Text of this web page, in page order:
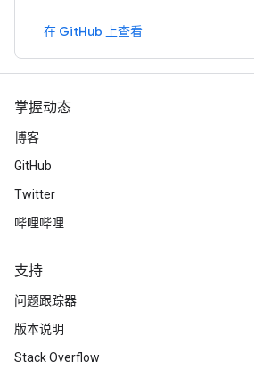
在 GitHub 上查看
掌握动态
博客
GitHub
Twitter
哔哩哔哩
支持
问题跟踪器
版本说明
Stack Overflow